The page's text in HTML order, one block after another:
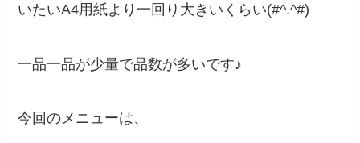
いたいA4用紙より一回り大きいくらい(#^.^#)
一品一品が少量で品数が多いです♪
今回のメニューは、